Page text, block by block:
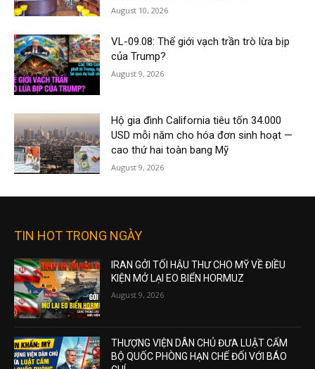
August 10, 2026
VL-09.08: Thế giới vạch trần trò lừa bịp
của Trump?
August 9, 2026
Hộ gia đình California tiêu tốn 34.000
USD mỗi năm cho hóa đơn sinh hoạt —
cao thứ hai toàn bang Mỹ
August 9, 2026
TIN HOT TRONG NGÀY
IRAN GỞI TỐI HẬU THƯ CHO MỸ VỀ ĐIỀU
KIỆN MỞ LẠI EO BIỂN HORMUZ
August 9, 2026
THƯỢNG VIỆN DÂN CHỦ ĐƯA LUẬT CẤM
BỘ QUỐC PHÒNG HẠN CHẾ ĐỐI VỚI BÁO